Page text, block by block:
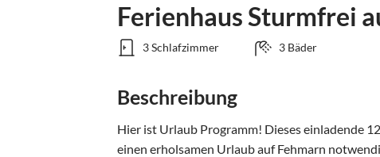
Ferienhaus Sturmfrei
3 Schlafzimmer 3 Bäder
Beschreibung
Hier ist Urlaub Programm! Dieses einladende
einen erholsamen Urlaub auf Fehmarn